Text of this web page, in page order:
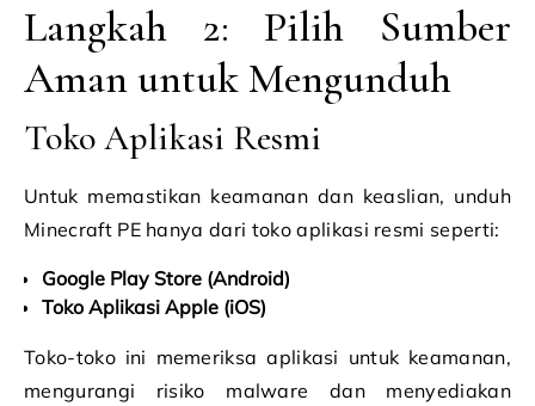
Langkah 2: Pilih Sumber
Aman untuk Mengunduh
Toko Aplikasi Resmi
Untuk memastikan keamanan dan keaslian, unduh
Minecraft PE hanya dari toko aplikasi resmi seperti:
Google Play Store (Android)
Toko Aplikasi Apple (iOS)
Toko-toko ini memeriksa aplikasi untuk keamanan,
mengurangi risiko malware dan menyediakan